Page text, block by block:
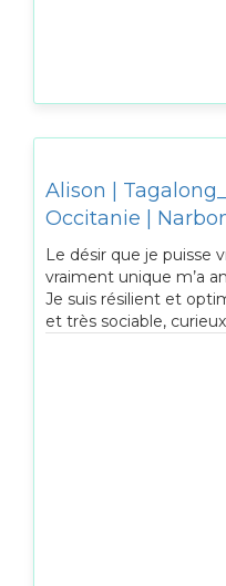
Alison |
Occitanie |
Le désir que je puisse
vraiment unique m’a
Je suis résilient et
et très sociable,